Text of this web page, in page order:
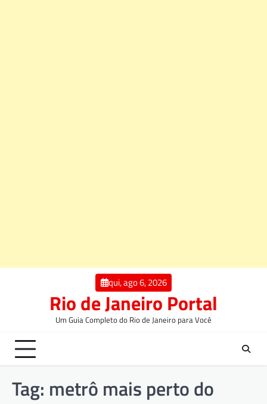
qui, ago 6, 2026
Rio de Janeiro Portal
Um Guia Completo do Rio de Janeiro para Você
Tag: metrô mais perto do